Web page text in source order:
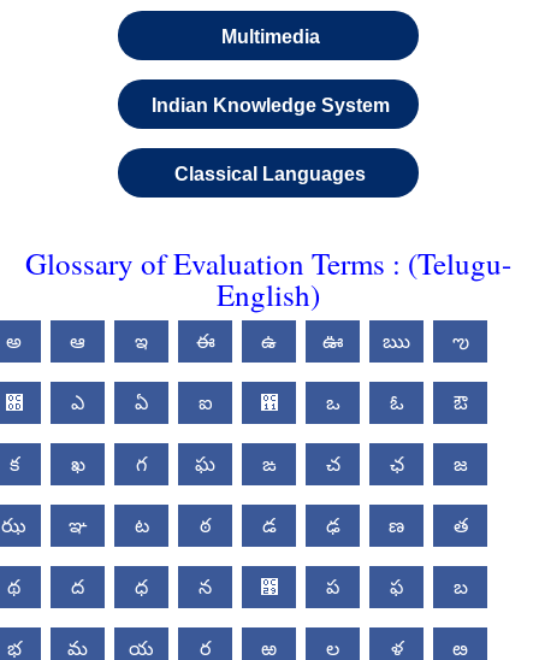
Multimedia
Indian Knowledge System
Classical Languages
Glossary of Evaluation Terms : (Telugu-
English)
అ ఆ ఇ ఈ ఉ ఊ ఋ ఌ
఍ ఎ ఏ ఐ ఑ ఒ ఓ ఔ
క ఖ గ ఘ ఙ చ ఛ జ
ఝ ఞ ట ఠ డ ఢ ణ త
థ ద ధ న ఩ ప ఫ బ
భ మ య ర ఱ ల ళ ఴ